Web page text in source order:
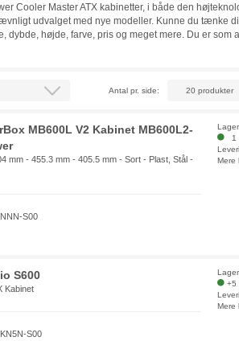
Cooler Master ATX kabinetter, i både den
udvalget med nye modeller. Kunne du tænke
højde, farve, pris og meget mere. Du er
Antal pr. side:
MB600L V2 Kabinet MB600L2-
mm - 455.3 mm - 405.5 mm - Sort - Plast, Stål -
S00
1
Mere
S600
Kabinet
S00
+5
Mere